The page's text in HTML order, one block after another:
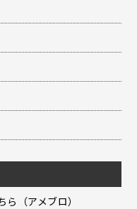
（アメブロ）